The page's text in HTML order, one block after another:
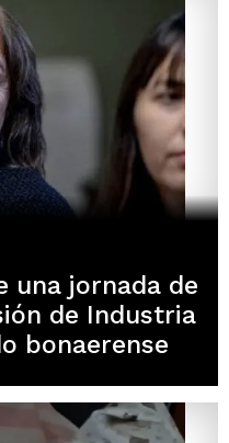
una jornada de
de Industria
bonaerense